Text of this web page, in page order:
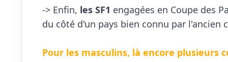
-> Enfin, les SF1 engagées en Coupe des
du côté d'un pays bien connu par l'ancien
Pour les masculins, là encore plusieurs